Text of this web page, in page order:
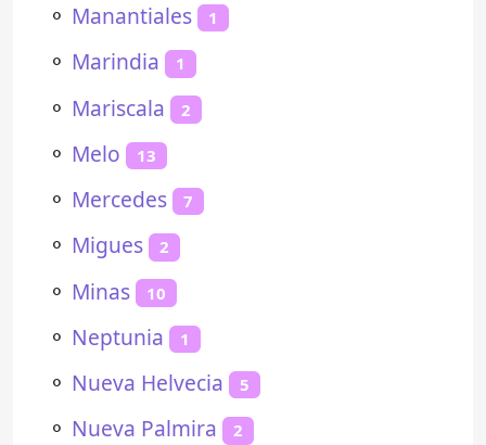
⚬ Manantiales 1
⚬ Marindia 1
⚬ Mariscala 2
⚬ Melo 13
⚬ Mercedes 7
⚬ Migues 2
⚬ Minas 10
⚬ Neptunia 1
⚬ Nueva Helvecia 5
⚬ Nueva Palmira 2